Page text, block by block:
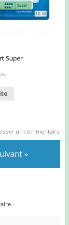
Super
un commentaire
»